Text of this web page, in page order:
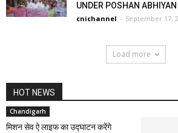
UNDER POSHAN ABHIYAN
cnichannel - September 17,
Load more
HOT NEWS
Chandigarh
मिशन सेव ऐ लाइफ का उद्घाटन करेंगे